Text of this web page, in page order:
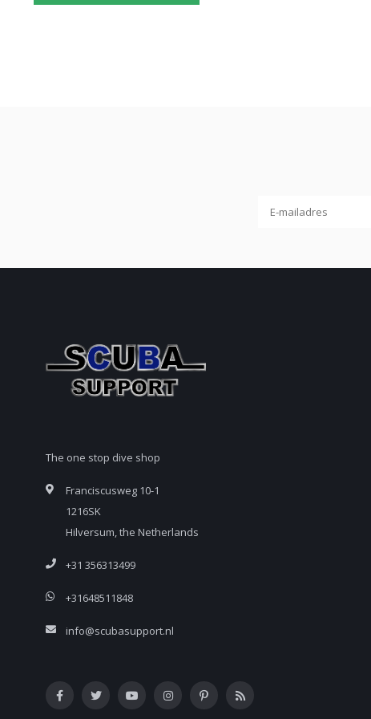
The one stop dive shop
Franciscusweg 10-1
1216SK
Hilversum, the Netherlands
+31 356313499
+31648511848
info@scubasupport.nl